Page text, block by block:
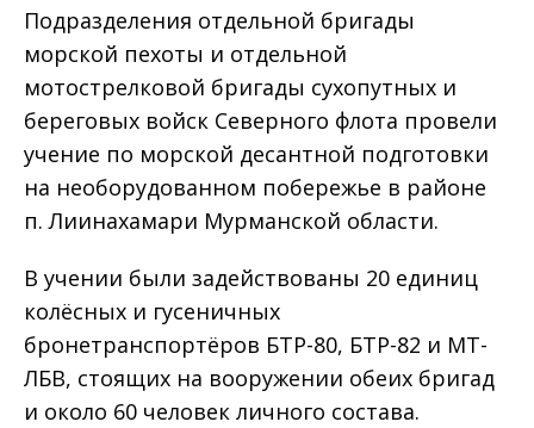
Подразделения отдельной бригады
морской пехоты и отдельной
мотострелковой бригады сухопутных и
береговых войск Северного флота провели
учение по морской десантной подготовки
на необорудованном побережье в районе
п. Лиинахамари Мурманской области.
В учении были задействованы 20 единиц
колёсных и гусеничных
бронетранспортёров БТР-80, БТР-82 и МТ-
ЛБВ, стоящих на вооружении обеих бригад
и около 60 человек личного состава.